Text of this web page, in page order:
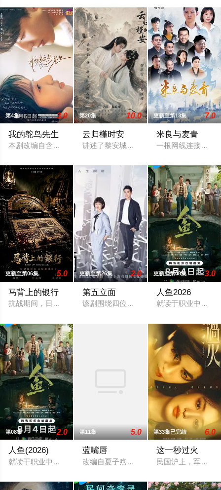
第4集 3.0
我的鸵鸟先生
本剧改编自含胭的同名小说，讲述了邻家女孩庞倩（苏晓彤 饰
第20集 10.0
云归槿时安
讲述了黎安城大郡主棠溪槿与烈云峥之间
更新至第13集 7.0
米良与麦青
一根网线连接了中
更新至第06集 5.0
马背上的银行
抗战期间，日伪政府强行推广、使用由“中国准备银行”发行的伪
更新至第26集 2.0
第五立面
该剧围绕四位建筑师展开，讲述了他们在
更新至第08集 3.0
人鱼2026
就读于职业中学培
第08集 2.0
人鱼(2026)
就读于职业中学培训部的花季女生苏琳（黄杨钿甜 饰），虽自
第11集 5.0
蓝嘴唇
改编自夏子煦的小说《蓝嘴唇》。藤墨与
第33集已完结 6.0
这一秒过火
民国沪上，军阀幼